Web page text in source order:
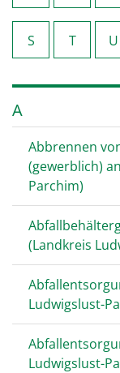
S T U
A
Abbrennen
(gewerblich)
Parchim)
(Landkreis
Ludwigslust-
Ludwigslust-